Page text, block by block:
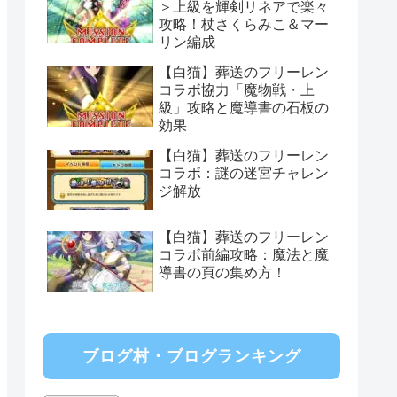
＞上級を輝剣リネアで楽々
攻略！杖さくらみこ＆マー
リン編成
【白猫】葬送のフリーレン
コラボ協力「魔物戦・上
級」攻略と魔導書の石板の
効果
【白猫】葬送のフリーレン
コラボ：謎の迷宮チャレン
ジ解放
【白猫】葬送のフリーレン
コラボ前編攻略：魔法と魔
導書の頁の集め方！
ブログ村・ブログランキング